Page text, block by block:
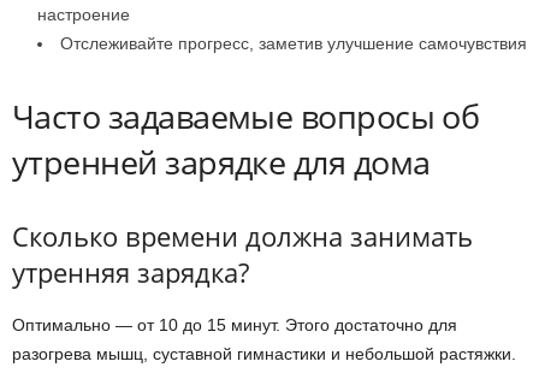
настроение
Отслеживайте прогресс, заметив улучшение самочувствия
Часто задаваемые вопросы об
утренней зарядке для дома
Сколько времени должна занимать
утренняя зарядка?
Оптимально — от 10 до 15 минут. Этого достаточно для
разогрева мышц, суставной гимнастики и небольшой растяжки.